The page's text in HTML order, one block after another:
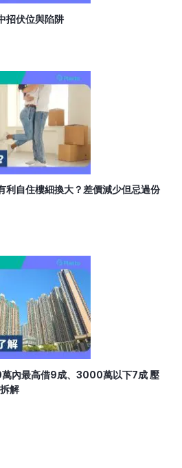
招伏位與陷阱
自住樓細換大？差價減少但忌過份
內最高借9成、3000萬以下7成 壓
解